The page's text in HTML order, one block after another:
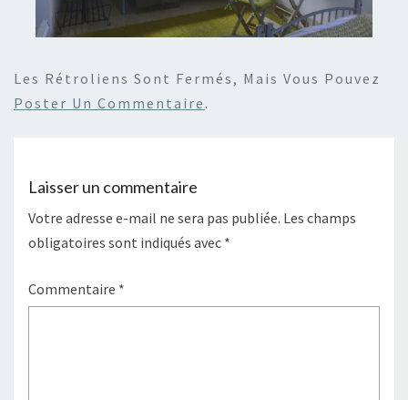
Les Rétroliens Sont Fermés, Mais Vous Pouvez
Poster Un Commentaire .
Laisser un commentaire
Votre adresse e-mail ne sera pas publiée. Les champs
obligatoires sont indiqués avec *
Commentaire *